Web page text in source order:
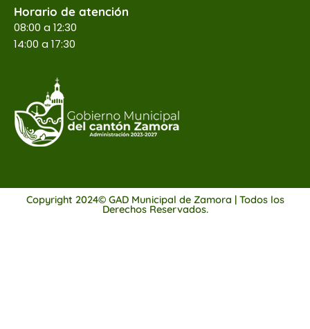
Horario de atención
08:00 a 12:30
14:00 a 17:30
Copyright 2024© GAD Municipal de Zamora | Todos los
Derechos Reservados.